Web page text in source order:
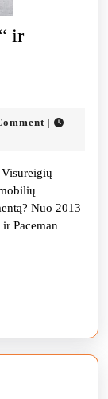
ir
Nuo 2013
Paceman